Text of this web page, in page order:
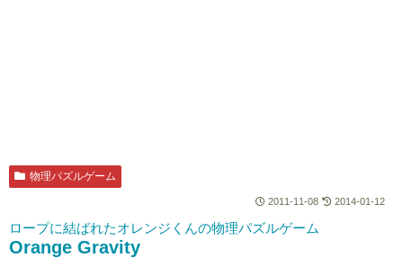
物理パズルゲーム
2011-11-08 2014-01-12
ロープに結ばれたオレンジくんの物理パズルゲーム
Orange Gravity